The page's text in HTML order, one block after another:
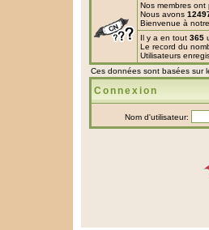
Nos membres
Nous avons
Bienvenue à
Il y a en tout 365
Le record du
Utilisateurs
Ces données sont basées sur
Connexion
Nom d'utilisateur: